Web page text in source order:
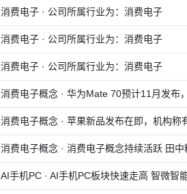
消费电子 · 公司所属行业为：消费电子
消费电子 · 公司所属行业为：消费电子
消费电子 · 公司所属行业为：消费电子
消费电子概念 · 华为Mate 70预计11月发布
消费电子概念 · 苹果新品发布在即，机构
消费电子概念 · 消费电子概念持续活跃 田
AI手机PC · AI手机PC板块快速走高 智微智